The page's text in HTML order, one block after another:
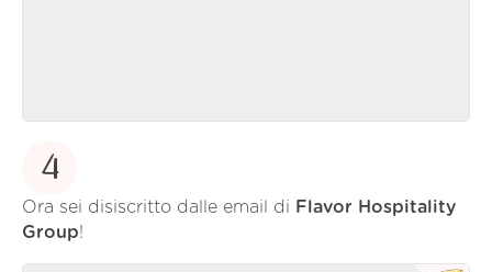
4
Ora sei disiscritto dalle email di Flavor Hospitality
Group!